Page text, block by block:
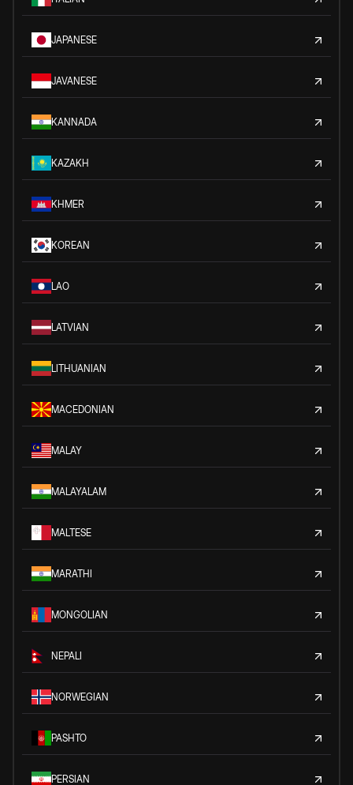
JAPANESE
JAVANESE
KANNADA
KAZAKH
KHMER
KOREAN
LAO
LATVIAN
LITHUANIAN
MACEDONIAN
MALAY
MALAYALAM
MALTESE
MARATHI
MONGOLIAN
NEPALI
NORWEGIAN
PASHTO
PERSIAN